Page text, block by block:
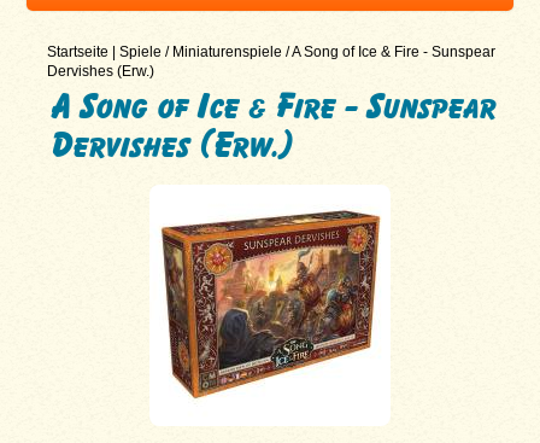
Startseite |Spiele / Miniaturenspiele /A Song of Ice & Fire - Sunspear
Dervishes (Erw.)
A Song of Ice & Fire - Sunspear
Dervishes (Erw.)